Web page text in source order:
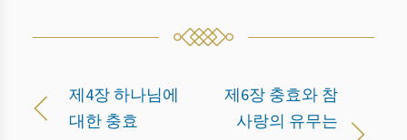
제4장 하나님에
대한 충효
제6장 충효와 참
사랑의 유무는